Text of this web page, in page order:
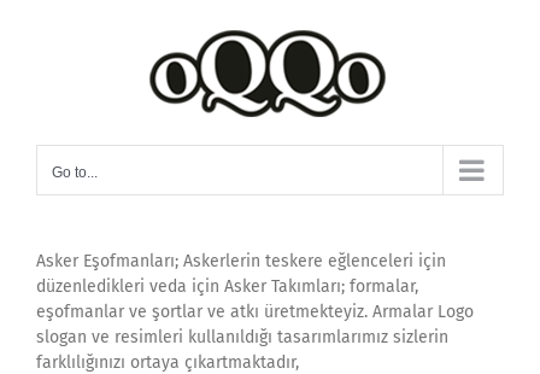
Go to...
Asker Eşofmanları; Askerlerin teskere eğlenceleri için
düzenledikleri veda için Asker Takımları; formalar,
eşofmanlar ve şortlar ve atkı üretmekteyiz. Armalar Logo
slogan ve resimleri kullanıldığı tasarımlarımız sizlerin
farklılığınızı ortaya çıkartmaktadır,